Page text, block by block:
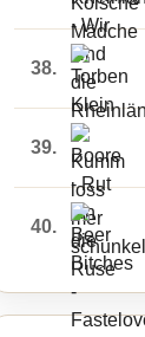
38.
39.
40.